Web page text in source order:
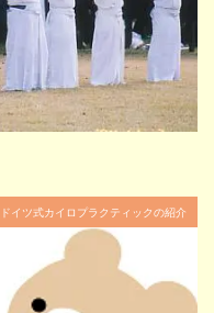
ドイツ式カイロプラクティックの紹介